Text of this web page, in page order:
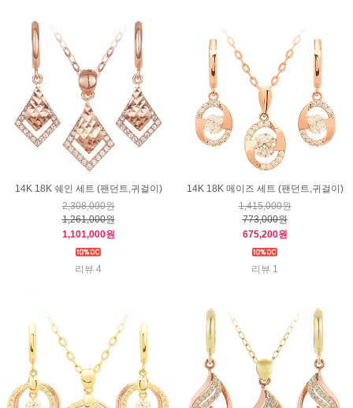
14K 18K 쉐인 세트 (팬던트,귀걸이)
2,308,000원
1,261,000원
1,101,000원
리뷰 4
14K 18K 메이즈 세트 (팬던트,귀걸이)
1,415,000원
773,000원
675,200원
리뷰 1